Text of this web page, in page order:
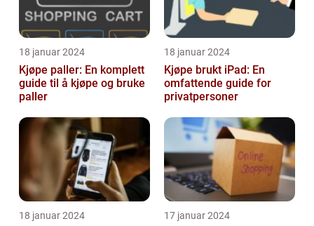
18 januar 2024
Kjøpe paller: En komplett
guide til å kjøpe og bruke
paller
18 januar 2024
Kjøpe brukt iPad: En
omfattende guide for
privatpersoner
18 januar 2024 17 januar 2024